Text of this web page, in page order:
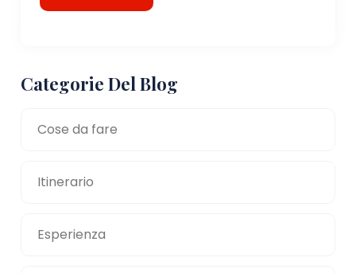
Categorie Del Blog
Cose da fare
Itinerario
Esperienza